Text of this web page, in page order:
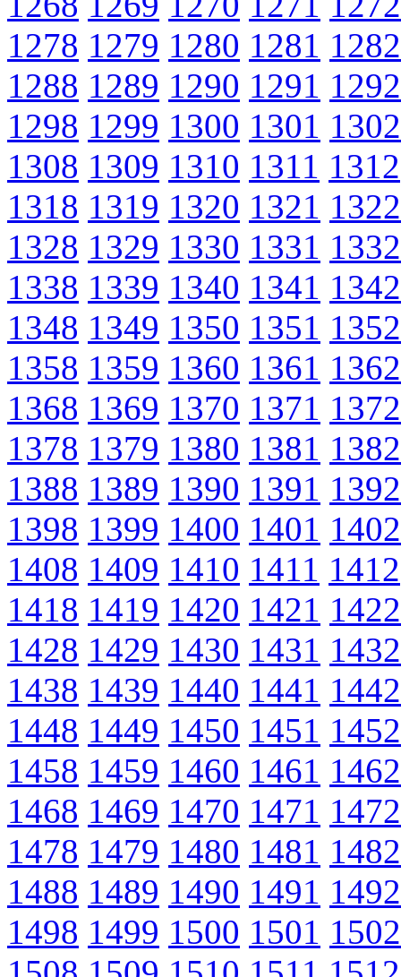
1278 1279 1280 1281 1282
1288 1289 1290 1291 1292
1298 1299 1300 1301 1302
1308 1309 1310 1311 1312
1318 1319 1320 1321 1322
1328 1329 1330 1331 1332
1338 1339 1340 1341 1342
1348 1349 1350 1351 1352
1358 1359 1360 1361 1362
1368 1369 1370 1371 1372
1378 1379 1380 1381 1382
1388 1389 1390 1391 1392
1398 1399 1400 1401 1402
1408 1409 1410 1411 1412
1418 1419 1420 1421 1422
1428 1429 1430 1431 1432
1438 1439 1440 1441 1442
1448 1449 1450 1451 1452
1458 1459 1460 1461 1462
1468 1469 1470 1471 1472
1478 1479 1480 1481 1482
1488 1489 1490 1491 1492
1498 1499 1500 1501 1502